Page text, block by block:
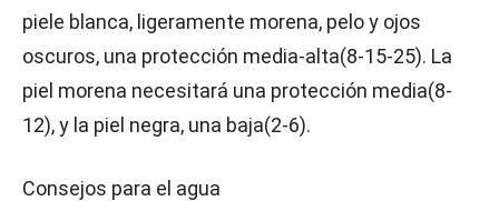
piele blanca, ligeramente morena, pelo y ojos
oscuros, una protección media-alta(8-15-25). La
piel morena necesitará una protección media(8-
12), y la piel negra, una baja(2-6).
Consejos para el agua